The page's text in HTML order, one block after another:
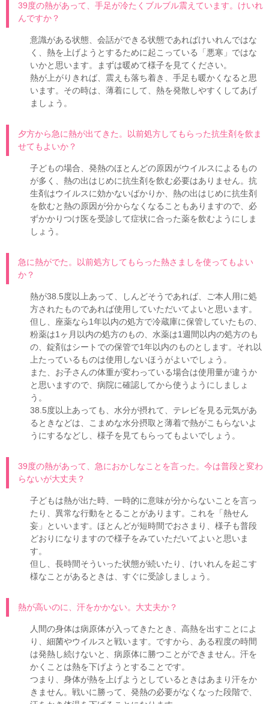
39度の熱があって、手足が冷たくブルブル震えています。けいれ
んですか？
意識がある状態、会話ができる状態であればけいれんではな
く、熱を上げようとするために起こっている「悪寒」ではな
いかと思います。まずは暖めて様子を見てください。
熱が上がりきれば、震えも落ち着き、手足も暖かくなると思
います。その時は、薄着にして、熱を発散しやすくしてあげ
ましょう。
夕方から急に熱が出てきた。以前処方してもらった抗生剤を飲ま
せてもよいか？
子どもの場合、発熱のほとんどの原因がウイルスによるもの
が多く、熱の出はじめに抗生剤を飲む必要はありません。抗
生剤はウイルスに効かないばかりか、熱の出はじめに抗生剤
を飲むと熱の原因が分からなくなることもありますので、必
ずかかりつけ医を受診して症状に合った薬を飲むようにしま
しょう。
急に熱がでた。以前処方してもらった熱さましを使ってもよい
か？
熱が38.5度以上あって、しんどそうであれば、ご本人用に処
方されたものであれば使用していただいてよいと思います。
但し、座薬なら1年以内の処方で冷蔵庫に保管していたもの、
粉薬は1ヶ月以内の処方のもの、水薬は1週間以内の処方のも
の、錠剤はシートでの保管で1年以内のものとします。それ以
上たっているものは使用しないほうがよいでしょう。
また、お子さんの体重が変わっている場合は使用量が違うか
と思いますので、病院に確認してから使うようにしましょ
う。
38.5度以上あっても、水分が摂れて、テレビを見る元気があ
るときなどは、こまめな水分摂取と薄着で熱がこもらないよ
うにするなどし、様子を見てもらってもよいでしょう。
39度の熱があって、急におかしなことを言った。今は普段と変わ
らないが大丈夫？
子どもは熱が出た時、一時的に意味が分からないことを言っ
たり、異常な行動をとることがあります。これを「熱せん
妄」といいます。ほとんどが短時間でおさまり、様子も普段
どおりになりますので様子をみていただいてよいと思いま
す。
但し、長時間そういった状態が続いたり、けいれんを起こす
様なことがあるときは、すぐに受診しましょう。
熱が高いのに、汗をかかない。大丈夫か？
人間の身体は病原体が入ってきたとき、高熱を出すことによ
り、細菌やウイルスと戦います。ですから、ある程度の時間
は発熱し続けないと、病原体に勝つことができません。汗を
かくことは熱を下げようとすることです。
つまり、身体が熱を上げようとしているときはあまり汗をか
きません。戦いに勝って、発熱の必要がなくなった段階で、